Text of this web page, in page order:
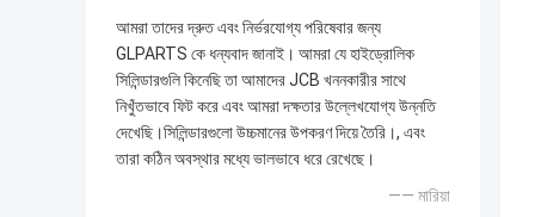
আমরা তাদের দ্রুত এবং নির্ভরযোগ্য পরিষেবার জন্য
GLPARTS কে ধন্যবাদ জানাই। আমরা যে হাইড্রোলিক
সিলিন্ডারগুলি কিনেছি তা আমাদের JCB খননকারীর সাথে
নিখুঁতভাবে ফিট করে এবং আমরা দক্ষতার উল্লেখযোগ্য উন্নতি
দেখেছি।সিলিন্ডারগুলো উচ্চমানের উপকরণ দিয়ে তৈরি।, এবং
তারা কঠিন অবস্থার মধ্যে ভালভাবে ধরে রেখেছে।
—— মারিয়া